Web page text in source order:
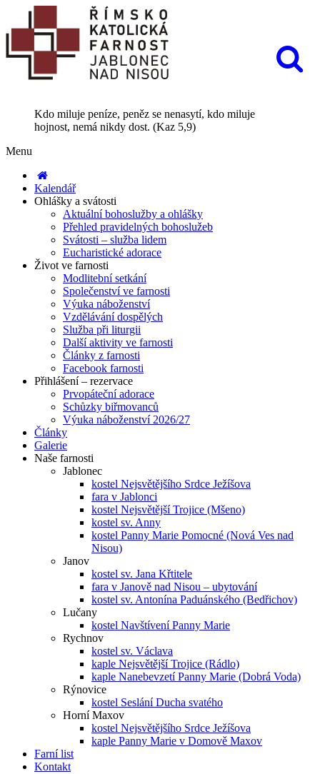
Kdo miluje peníze, peněz se nenasytí, kdo miluje
hojnost, nemá nikdy dost. (Kaz 5,9)
Menu
Kalendář
Ohlášky a svátosti
Aktuální bohoslužby a ohlášky
Přehled pravidelných bohoslužeb
Svátosti – služba lidem
Eucharistické adorace
Život ve farnosti
Modlitební setkání
Společenství ve farnosti
Výuka náboženství
Vzdělávání dospělých
Služba při liturgii
Další aktivity ve farnosti
Články z farnosti
Facebook farnosti
Přihlášení – rezervace
Prvopáteční adorace
Schůzky biřmovanců
Výuka náboženství 2026/27
Články
Galerie
Naše farnosti
Jablonec
kostel Nejsvětějšího Srdce Ježíšova
fara v Jablonci
kostel Nejsvětější Trojice (Mšeno)
kostel sv. Anny
kostel Panny Marie Pomocné (Nová Ves nad
Nisou)
Janov
kostel sv. Jana Křtitele
fara v Janově nad Nisou – ubytování
kostel sv. Antonína Paduánského (Bedřichov)
Lučany
kostel Navštívení Panny Marie
Rychnov
kostel sv. Václava
kaple Nejsvětější Trojice (Rádlo)
kaple Nanebevzetí Panny Marie (Dobrá Voda)
Rýnovice
kostel Seslání Ducha svatého
Horní Maxov
kostel Nejsvětějšího Srdce Ježíšova
kaple Panny Marie v Domově Maxov
Farní list
Kontakt